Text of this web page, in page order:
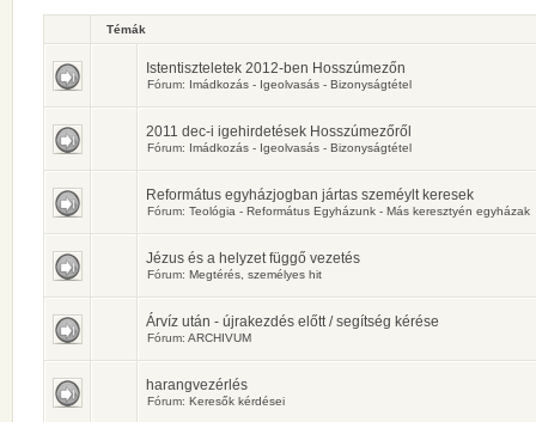
Témák
Istentiszteletek 2012-ben Hosszúmezőn
Fórum: Imádkozás - Igeolvasás - Bizonyságtétel
2011 dec-i igehirdetések Hosszúmezőről
Fórum: Imádkozás - Igeolvasás - Bizonyságtétel
Református egyházjogban jártas szeméylt keresek
Fórum: Teológia - Református Egyházunk - Más keresztyén egyházak
Jézus és a helyzet függő vezetés
Fórum: Megtérés, személyes hit
Árvíz után - újrakezdés előtt / segítség kérése
Fórum: ARCHIVUM
harangvezérlés
Fórum: Keresők kérdései